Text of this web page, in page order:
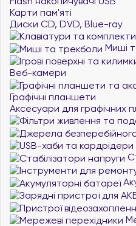
Карти пам'яті
Диски CD, DVD, Blue-ray
Миші
Веб-камери
Графічні планшети
Аксесуари для графічних